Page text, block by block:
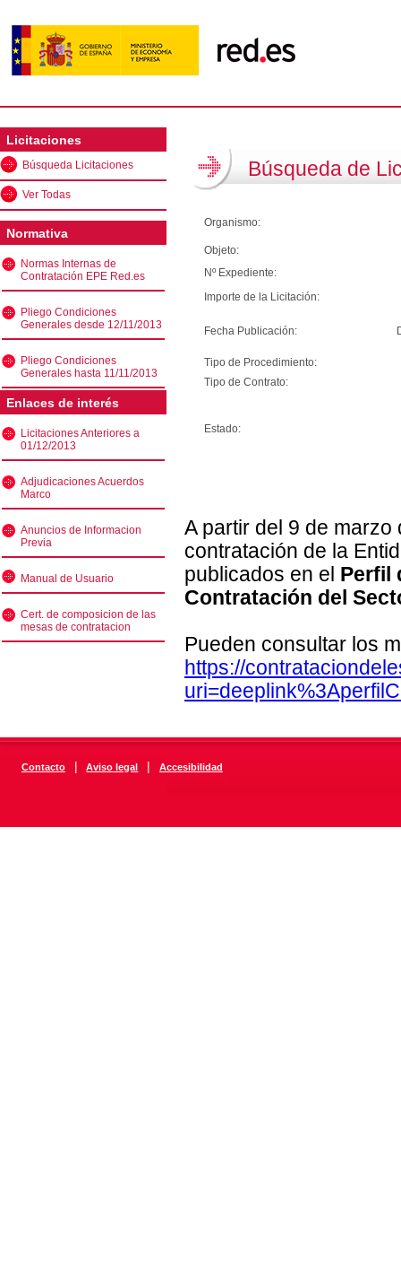
Licitaciones
Búsqueda Licitaciones
Ver Todas
Normativa
Normas Internas de
Contratación EPE Red.es
Pliego Condiciones
Generales desde 12/11/2013
Pliego Condiciones
Generales hasta 11/11/2013
Enlaces de interés
Licitaciones Anteriores a
01/12/2013
Adjudicaciones Acuerdos
Marco
Anuncios de Informacion
Previa
Manual de Usuario
Cert. de composicion de las
mesas de contratacion
Búsqueda de
Organismo:
Objeto:
Nº Expediente:
Importe de la Licitación:
Fecha Publicación:
Tipo de Procedimiento:
Tipo de Contrato:
Estado:
A partir del 9 de
contratación de la
publicados en el Perfil
Contratación del
Pueden consultar los
https://
Contacto | Aviso legal | Accesibilidad